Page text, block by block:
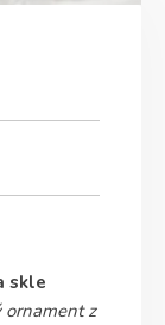
skle
ornament z